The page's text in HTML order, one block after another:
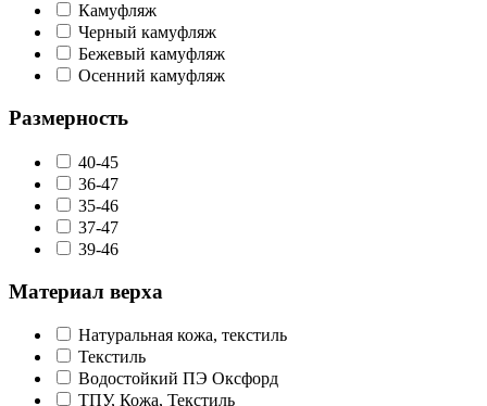
Камуфляж
Черный камуфляж
Бежевый камуфляж
Осенний камуфляж
Размерность
40-45
36-47
35-46
37-47
39-46
Материал верха
Натуральная кожа, текстиль
Текстиль
Водостойкий ПЭ Оксфорд
ТПУ, Кожа, Текстиль